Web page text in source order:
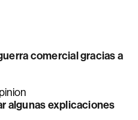
comercial gracias a
algunas explicaciones